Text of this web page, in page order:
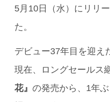
5月10日（水）にリリ
た。
デビュー37年目を迎え
現在、ロングセールス
花』の発売から、1年